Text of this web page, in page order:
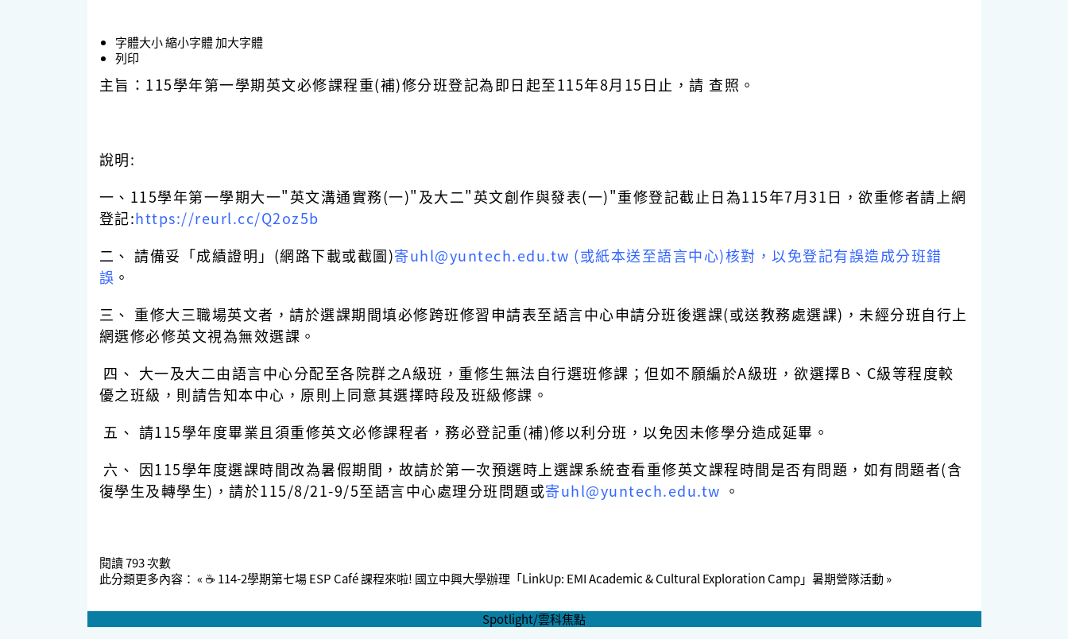
字體大小縮小字體加大字體
列印
主旨：115學年第一學期英文必修課程重(補)修分班登記為即日起至115年8月15日止，請 查照。
說明:
一、115學年第一學期大一"英文溝通實務(一)"及大二"英文創作與發表(一)"重修登記截止日為115年7月31日，欲重修者請上網
登記:https://reurl.cc/Q2oz5b
二、 請備妥「成績證明」(網路下載或截圖)寄uhl@yuntech.edu.tw (或紙本送至語言中心)核對，以免登記有誤造成分班錯
誤 。
三、 重修大三職場英文者，請於選課期間填必修跨班修習申請表至語言中心申請分班後選課(或送教務處選課)，未經分班自行上
網選修必修英文視為無效選課。
四、 大一及大二由語言中心分配至各院群之A級班，重修生無法自行選班修課；但如不願編於A級班，欲選擇B、C級等程度較
優之班級，則請告知本中心，原則上同意其選擇時段及班級修課。
五、 請115學年度畢業且須重修英文必修課程者，務必登記重(補)修以利分班，以免因未修學分造成延畢。
六、 因115學年度選課時間改為暑假期間，故請於第一次預選時上選課系統查看重修英文課程時間是否有問題，如有問題者(含
復學生及轉學生)，請於115/8/21-9/5至語言中心處理分班問題或寄uhl@yuntech.edu.tw 。
閱讀793次數
此分類更多內容： « ☕️ 114-2學期第七場 ESP Café 課程來啦! 國立中興大學辦理「LinkUp: EMI Academic & Cultural Exploration Camp」暑期營隊活動 »
Spotlight/雲科焦點